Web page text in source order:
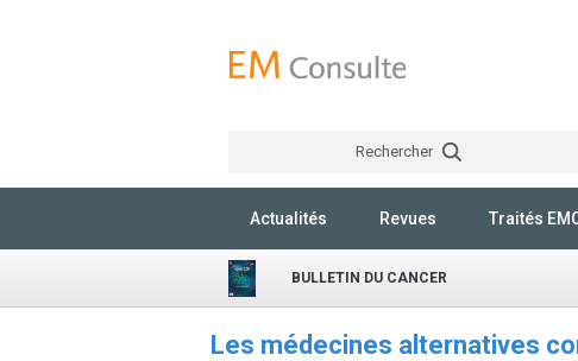
Rechercher
Actualités Revues Traités
BULLETIN DU CANCER
Les médecines alternatives